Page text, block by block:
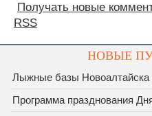
Получать новые
RSS
НОВЫЕ
Лыжные базы Новоалтайска
Программа празднования